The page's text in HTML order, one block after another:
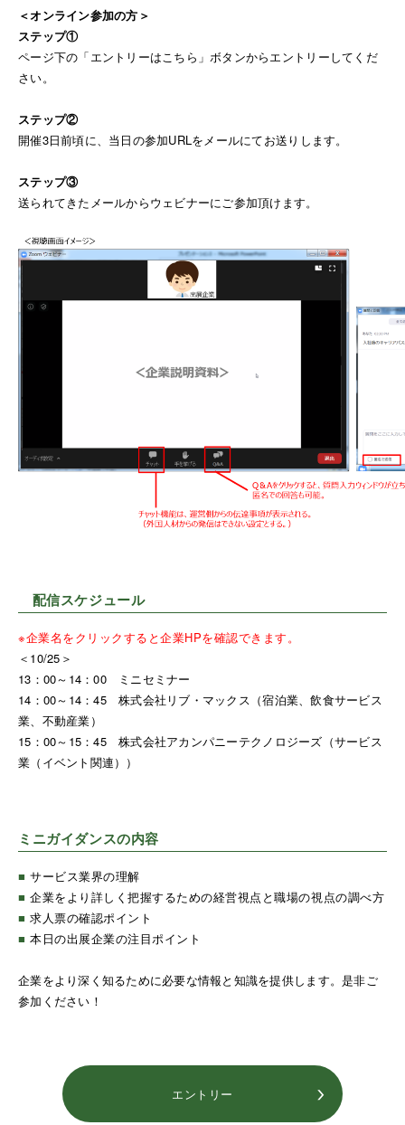
＜オンライン参加の方＞
ステップ①
ページ下の「エントリーはこちら」ボタンからエントリーしてくだ
さい。
ステップ②
開催3日前頃に、当日の参加URLをメールにてお送りします。
ステップ③
送られてきたメールからウェビナーにご参加頂けます。
配信スケジュール
※企業名をクリックすると企業HPを確認できます。
＜10/25＞
13：00～14：00 ミニセミナー
14：00～14：45株式会社リブ・マックス （宿泊業、飲食サービス
業、不動産業）
15：00～15：45株式会社アカンパニーテクノロジーズ （サービス
業（イベント関連））
ミニガイダンスの内容
■サービス業界の理解
■企業をより詳しく把握するための経営視点と職場の視点の調べ方
■求人票の確認ポイント
■本日の出展企業の注目ポイント
企業をより深く知るために必要な情報と知識を提供します。是非ご
参加ください！
エントリー